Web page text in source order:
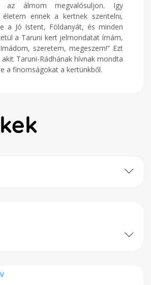
az álmom megvalósuljon. Igy
ennek a kertnek szentelni,
a Jó Istent, Földanyát, és minden
a Taruni kert jelmondatat írnám,
szeretem, megeszem!” Ezt
Taruni-Rádhának hívnak mondta
a finomságokat a kertünkből.